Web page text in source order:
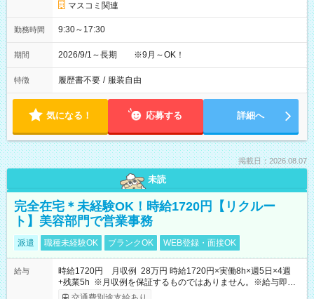
マスコミ関連
勤務時間 9:30～17:30
期間 2026/9/1～長期 ※9月～OK！
特徴 履歴書不要 / 服装自由
気になる！ 応募する 詳細へ
掲載日：2026.08.07
未読
完全在宅＊未経験OK！時給1720円【リクルー
ト】美容部門で営業事務
派遣 職種未経験OK ブランクOK WEB登録・面接OK
給与
時給1720円 月収例 28万円 時給1720円×実働8h×週5日×4週
+残業5h ※月収例を保証するものではありません。※給与即受
取りサービス利用可（利用条件有）